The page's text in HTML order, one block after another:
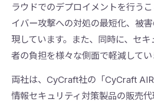
ラウドでのデプロイメントを行う
イバー攻撃への対処の最短化、被
現しています。また、同時に、セキ
者の負担を様々な側面で軽減してい
両社は、CyCraft社の「CyCraft
情報セキュリティ対策製品の販売